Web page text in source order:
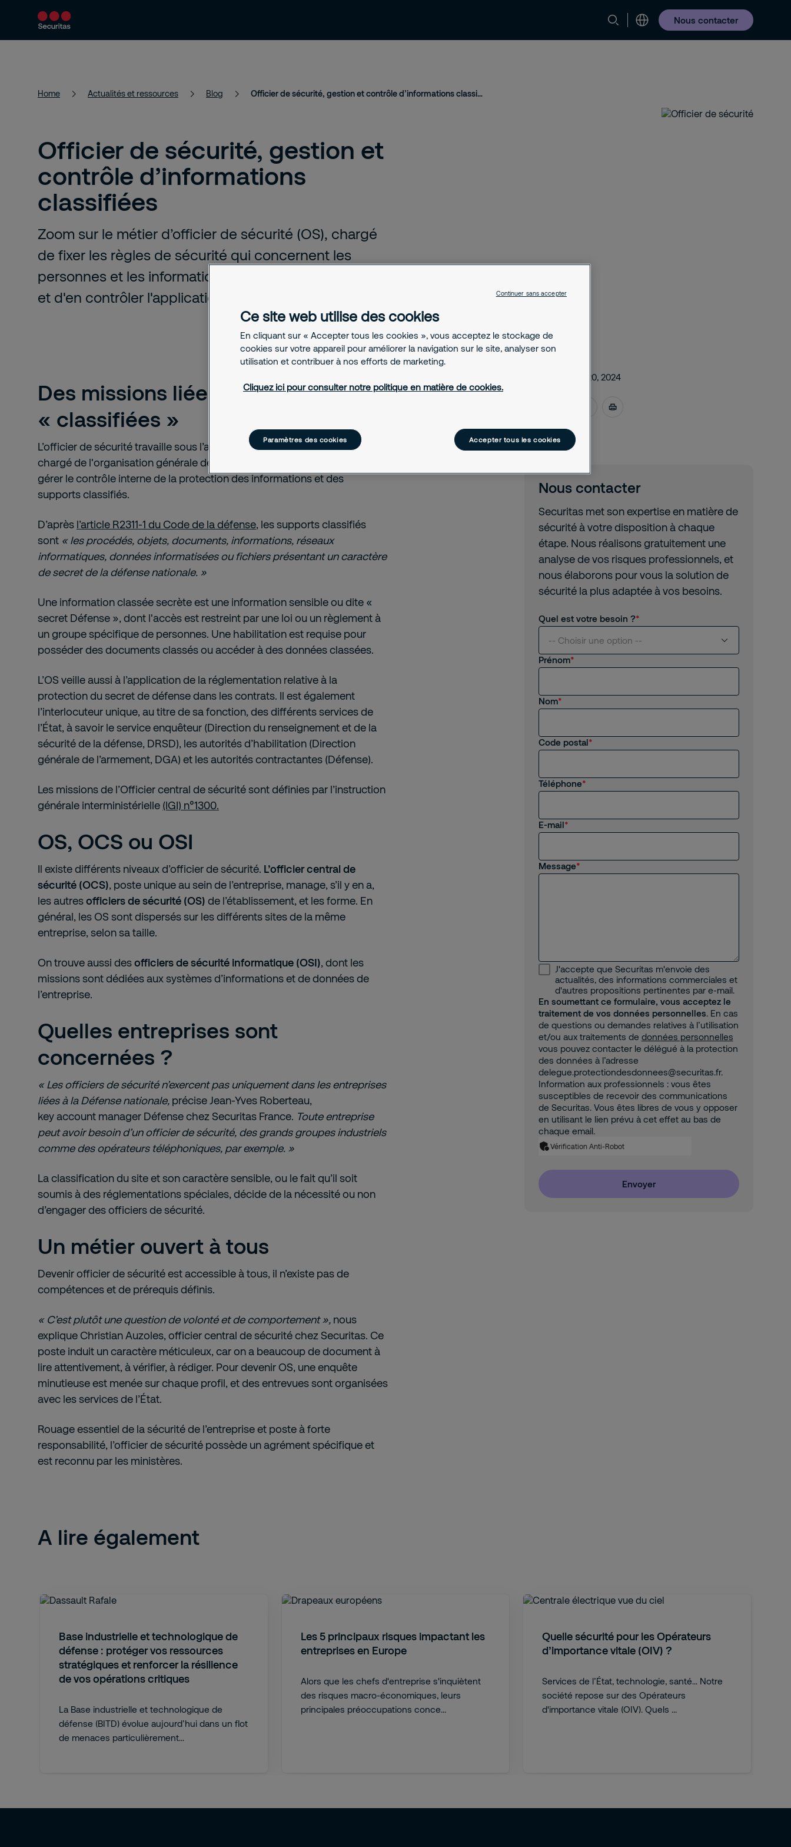
Nous contacter
Services Solutions Actualités et ressources Contact et support Emploi
Home Actualités et ressources Blog Officier de sécurité, gestion et contrôle d’informations classifiées
Officier de sécurité, gestion et
contrôle d’informations
classifiées
Zoom sur le métier d’officier de sécurité (OS), chargé
de fixer les règles de sécurité qui concernent les
personnes et les informations ou supports classifiés,
et d'en contrôler l'application.
Des missions liées aux informations
« classifiées »
L’officier de sécurité travaille sous l’autorité du chef de l’entreprise. Il est
chargé de l'organisation générale de la sécurité de l'établissement et de
gérer le contrôle interne de la protection des informations et des
supports classifiés.
D’après l’article R2311-1 du Code de la défense, les supports classifiés
sont « les procédés, objets, documents, informations, réseaux
informatiques, données informatisées ou fichiers présentant un caractère
de secret de la défense nationale. »
Une information classée secrète est une information sensible ou dite «
secret Défense », dont l'accès est restreint par une loi ou un règlement à
un groupe spécifique de personnes. Une habilitation est requise pour
posséder des documents classés ou accéder à des données classées.
L’OS veille aussi à l’application de la réglementation relative à la
protection du secret de défense dans les contrats. Il est également
l’interlocuteur unique, au titre de sa fonction, des différents services de
l’État, à savoir le service enquêteur (Direction du renseignement et de la
sécurité de la défense, DRSD), les autorités d’habilitation (Direction
générale de l’armement, DGA) et les autorités contractantes (Défense).
Les missions de l’Officier central de sécurité sont définies par l’instruction
générale interministérielle (IGI) n°1300.
OS, OCS ou OSI
Il existe différents niveaux d’officier de sécurité. L’officier central de
sécurité (OCS), poste unique au sein de l’entreprise, manage, s’il y en a,
les autresofficiers de sécurité (OS) de l’établissement, et les forme. En
général, les OS sont dispersés sur les différents sites de la même
entreprise, selon sa taille.
On trouve aussi desofficiers de sécurité informatique (OSI), dont les
missions sont dédiées aux systèmes d’informations et de données de
l’entreprise.
Quelles entreprises sont
concernées ?
« Les officiers de sécurité n’exercent pas uniquement dans les entreprises
liées à la Défense nationale, précise Jean-Yves Roberteau,
key account manager Défense chez Securitas France. Toute entreprise
peut avoir besoin d’un officier de sécurité, des grands groupes industriels
comme des opérateurs téléphoniques, par exemple. »
La classification du site et son caractère sensible, ou le fait qu’il soit
soumis à des réglementations spéciales, décide de la nécessité ou non
d’engager des officiers de sécurité.
Un métier ouvert à tous
Devenir officier de sécurité est accessible à tous, il n’existe pas de
compétences et de prérequis définis.
« C’est plutôt une question de volonté et de comportement », nous
explique Christian Auzoles, officier central de sécurité chez Securitas. Ce
poste induit un caractère méticuleux, car on a beaucoup de document à
lire attentivement, à vérifier, à rédiger. Pour devenir OS, une enquête
minutieuse est menée sur chaque profil, et des entrevues sont organisées
avec les services de l’État.
Rouage essentiel de la sécurité de l’entreprise et poste à forte
responsabilité, l’officier de sécurité possède un agrément spécifique et
est reconnu par les ministères.
novembre 20, 2024
Nous contacter
Securitas met son expertise en matière de
sécurité à votre disposition à chaque
étape. Nous réalisons gratuitement une
analyse de vos risques professionnels, et
nous élaborons pour vous la solution de
sécurité la plus adaptée à vos besoins.
Quel est votre besoin ?
-- Choisir une option --
Je suis client(e) de Securitas
Prénom
Nom
Code postal
Téléphone
E-mail
Message
J'accepte que Securitas m'envoie des
actualités, des informations commerciales et
d'autres propositions pertinentes par e-mail.
En soumettant ce formulaire, vous acceptez le
traitement de vos données personnelles. En cas
de questions ou demandes relatives à l’utilisation
et/ou aux traitements de données personnelles
vous pouvez contacter le délégué à la protection
des données à l’adresse
delegue.protectiondesdonnees@securitas.fr.
Information aux professionnels : vous êtes
susceptibles de recevoir des communications
de Securitas. Vous êtes libres de vous y opposer
en utilisant le lien prévu à cet effet au bas de
chaque email.
Vérification Anti-Robot
Envoyer
A lire également
Base industrielle et technologique de
défense : protéger vos ressources
stratégiques et renforcer la résilience
de vos opérations critiques
La Base industrielle et technologique de
défense (BITD) évolue aujourd’hui dans un flot
de menaces particulièrement...
Les 5 principaux risques impactant les
entreprises en Europe
Alors que les chefs d'entreprise s'inquiètent
des risques macro-économiques, leurs
principales préoccupations conce...
Quelle sécurité pour les Opérateurs
d’importance vitale (OIV) ?
Services de l’État, technologie, santé... Notre
société repose sur des Opérateurs
d'importance vitale (OIV). Quels ...
Ce site web utilise des cookies
En cliquant sur « Accepter tous les cookies », vous acceptez le stockage de
cookies sur votre appareil pour améliorer la navigation sur le site, analyser son
utilisation et contribuer à nos efforts de marketing.
Cliquez ici pour consulter notre politique en matière de cookies.
Paramètres des cookies Accepter tous les cookies
Continuer sans accepter